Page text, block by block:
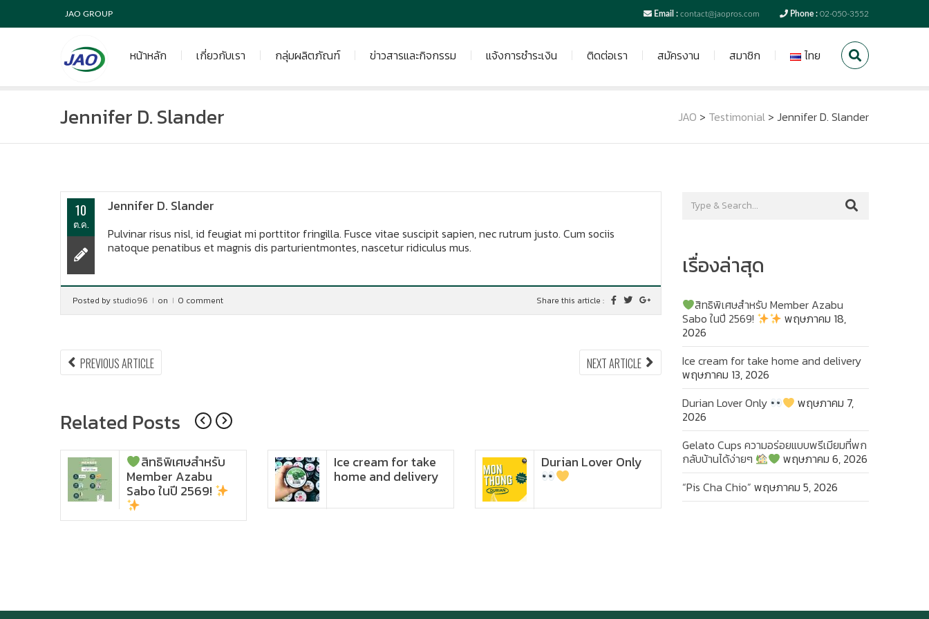
JAO GROUP Email : contact@jaopros.com Phone : 02-050-3552
หน้าหลัก เกี่ยวกับเรา กลุ่มผลิตภัณฑ์ ข่าวสารและกิจกรรม แจ้งการชำระเงิน ติดต่อเรา สมัครงาน สมาชิก ไทย
Jennifer D. Slander JAO > Testimonial > Jennifer D. Slander
10
ต.ค.
Jennifer D. Slander
Pulvinar risus nisl, id feugiat mi porttitor fringilla. Fusce vitae suscipit sapien, nec rutrum justo. Cum sociis
natoque penatibus et magnis dis parturientmontes, nascetur ridiculus mus.
Posted by studio96 on 0 comment Share this article :
แนะแนว
PREVIOUS ARTICLEPREVIOUS
ARTICLE:
NEXT ARTICLE
ARTICLE:
Related Posts
สิทธิพิเศษสำหรับ
Member Azabu
Sabo ในปี 2569!
Ice cream for take
home and delivery
Durian Lover Only Gelato Cups ความ
อร่อยแบบพรีเมียมที่
พกกลับบ้านได้ง่ายๆ
เรื่องล่าสุด
สิทธิพิเศษสำหรับ Member Azabu
Sabo ในปี 2569!
พฤษภาคม 18,
2026
Ice cream for take home and delivery
พฤษภาคม 13, 2026
Durian Lover Only
พฤษภาคม 7,
2026
Gelato Cups ความอร่อยแบบพรีเมียมที่พก
กลับบ้านได้ง่ายๆ
พฤษภาคม 6, 2026
“Pis Cha Chio” พฤษภาคม 5, 2026